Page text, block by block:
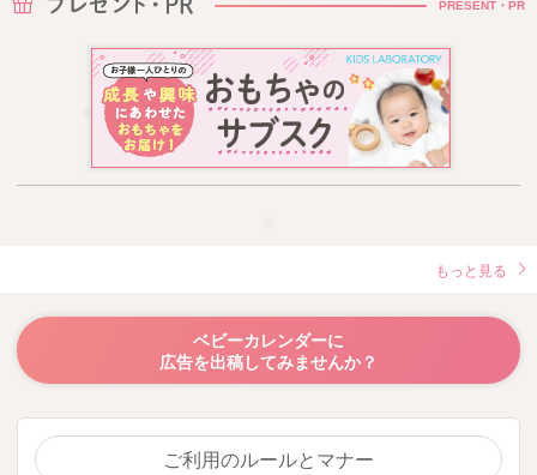
PRESENT・PR
もっと見る
ベビーカレンダーに
広告を出稿してみませんか？
ご利用のルールとマナー